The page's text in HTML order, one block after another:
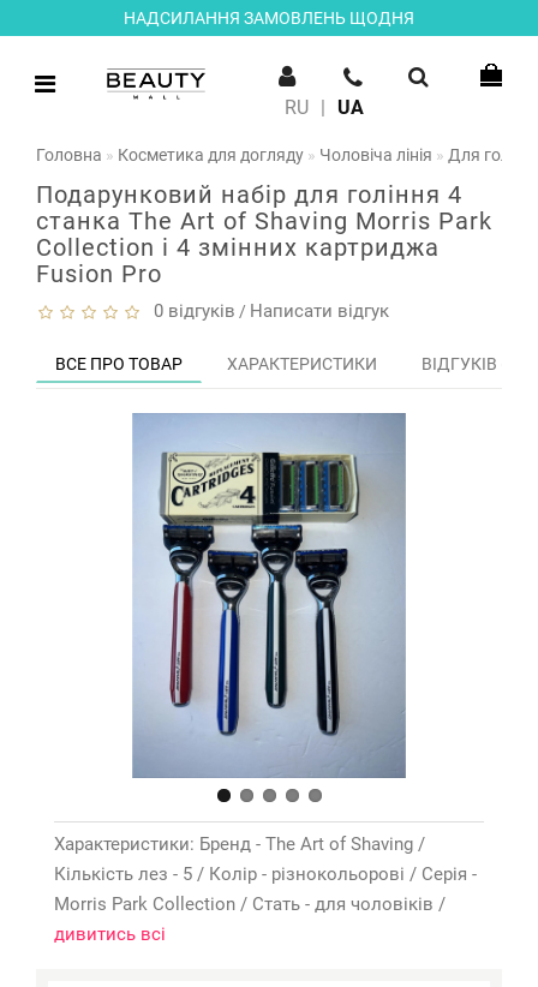
НАДСИЛАННЯ ЗАМОВЛЕНЬ ЩОДНЯ
RU | UA
Головна Косметика для догляду Чоловіча лінія Для
Подарунковий набір для гоління 4
станка The Art of Shaving Morris Park
Collection і 4 змінних картриджа
Fusion Pro
0 відгуків / Написати відгук
ВСЕ ПРО ТОВАР ХАРАКТЕРИСТИКИ ВІДГУКІВ (0)
Характеристики: Бренд - The Art of Shaving /
Кількість лез - 5 / Колір - різнокольорові / Серія -
Morris Park Collection / Стать - для чоловіків /
дивитись всі